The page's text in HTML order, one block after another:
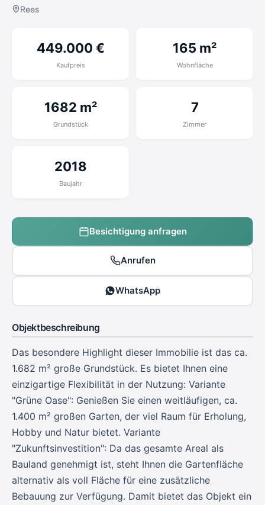
Rees
449.000 €
Kaufpreis
165 m²
Wohnfläche
1682 m²
Grundstück
7
Zimmer
2018
Baujahr
Besichtigung anfragen
Anrufen
WhatsApp
Objektbeschreibung
Das besondere Highlight dieser Immobilie ist das ca.
1.682 m² große Grundstück. Es bietet Ihnen eine
einzigartige Flexibilität in der Nutzung: Variante
"Grüne Oase": Genießen Sie einen weitläufigen, ca.
1.400 m² großen Garten, der viel Raum für Erholung,
Hobby und Natur bietet. Variante
"Zukunftsinvestition": Da das gesamte Areal als
Bauland genehmigt ist, steht Ihnen die Gartenfläche
alternativ als voll Fläche für eine zusätzliche
Bebauung zur Verfügung. Damit bietet das Objekt ein